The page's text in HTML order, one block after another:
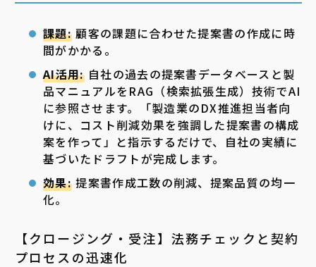
課題:顧客の課題に合わせた提案書の作成に時
間がかかる。
AI活用:自社の過去の提案書データベースと製
品マニュアルをRAG（検索拡張生成）技術でAI
に参照させます。「製造業のDX推進担当者向
けに、コスト削減効果を強調した提案書の構成
案を作って」と指示するだけで、自社の実績に
基づいたドラフトが完成します。
効果:提案書作成工数の削減、提案品質の均一
化。
【クロージング・受注】法務チェックと契約
プロセスの迅速化